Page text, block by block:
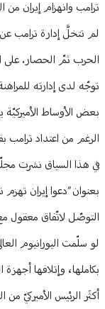
ترامب وانهزام إيران من
لم تتخلَّ إدارة ترامب
الحرب ثمّ الحصار. على
توجّه لدى إدارته
الرغم من اعتداد ترامب
في هذا السياق نشرت مجلّة
بعنوان “دعوا إيران
التوصّل لاتّفاق معقول
لو سلّمت اليورانيوم
بكاملها، وإتلافها
أكثَر الرئيس الأميركيّ